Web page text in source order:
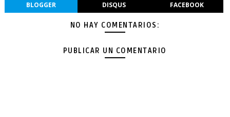
BLOGGER DISQUS FACEBOOK
NO HAY COMENTARIOS:
PUBLICAR UN COMENTARIO